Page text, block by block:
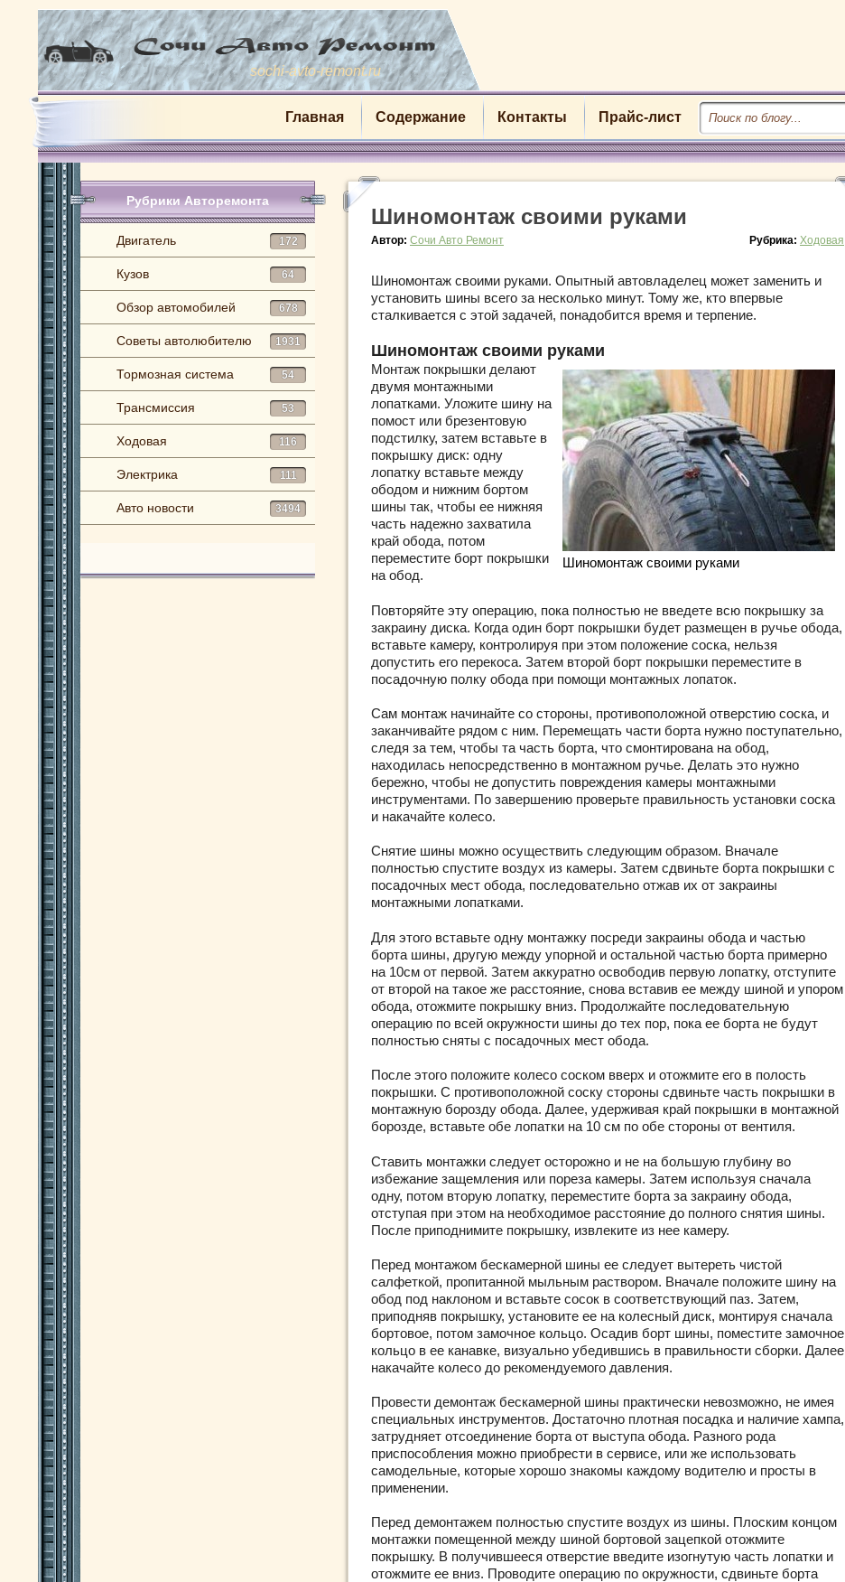
sochi-avto-remont.ru
Главная Содержание Контакты Прайс-лист
Рубрики Авторемонта
Двигатель 172
Кузов 64
Обзор автомобилей 678
Советы автолюбителю 1931
Тормозная система 54
Трансмиссия 53
Ходовая 116
Электрика 111
Авто новости 3494
Шиномонтаж своими руками
Автор: Сочи Авто Ремонт Рубрика: Ходовая
Шиномонтаж своими руками. Опытный автовладелец может заменить и
установить шины всего за несколько минут. Тому же, кто впервые
сталкивается с этой задачей, понадобится время и терпение.
Шиномонтаж своими руками
Шиномонтаж своими руками
Монтаж покрышки делают
двумя монтажными
лопатками. Уложите шину на
помост или брезентовую
подстилку, затем вставьте в
покрышку диск: одну
лопатку вставьте между
ободом и нижним бортом
шины так, чтобы ее нижняя
часть надежно захватила
край обода, потом
переместите борт покрышки
на обод.
Повторяйте эту операцию, пока полностью не введете всю покрышку за
закраину диска. Когда один борт покрышки будет размещен в ручье обода,
вставьте камеру, контролируя при этом положение соска, нельзя
допустить его перекоса. Затем второй борт покрышки переместите в
посадочную полку обода при помощи монтажных лопаток.
Сам монтаж начинайте со стороны, противоположной отверстию соска, и
заканчивайте рядом с ним. Перемещать части борта нужно поступательно,
следя за тем, чтобы та часть борта, что смонтирована на обод,
находилась непосредственно в монтажном ручье. Делать это нужно
бережно, чтобы не допустить повреждения камеры монтажными
инструментами. По завершению проверьте правильность установки соска
и накачайте колесо.
Снятие шины можно осуществить следующим образом. Вначале
полностью спустите воздух из камеры. Затем сдвиньте борта покрышки с
посадочных мест обода, последовательно отжав их от закраины
монтажными лопатками.
Для этого вставьте одну монтажку посреди закраины обода и частью
борта шины, другую между упорной и остальной частью борта примерно
на 10см от первой. Затем аккуратно освободив первую лопатку, отступите
от второй на такое же расстояние, снова вставив ее между шиной и упором
обода, отожмите покрышку вниз. Продолжайте последовательную
операцию по всей окружности шины до тех пор, пока ее борта не будут
полностью сняты с посадочных мест обода.
После этого положите колесо соском вверх и отожмите его в полость
покрышки. С противоположной соску стороны сдвиньте часть покрышки в
монтажную борозду обода. Далее, удерживая край покрышки в монтажной
борозде, вставьте обе лопатки на 10 см по обе стороны от вентиля.
Ставить монтажки следует осторожно и не на большую глубину во
избежание защемления или пореза камеры. Затем используя сначала
одну, потом вторую лопатку, переместите борта за закраину обода,
отступая при этом на необходимое расстояние до полного снятия шины.
После приподнимите покрышку, извлеките из нее камеру.
Перед монтажом бескамерной шины ее следует вытереть чистой
салфеткой, пропитанной мыльным раствором. Вначале положите шину на
обод под наклоном и вставьте сосок в соответствующий паз. Затем,
приподняв покрышку, установите ее на колесный диск, монтируя сначала
бортовое, потом замочное кольцо. Осадив борт шины, поместите замочное
кольцо в ее канавке, визуально убедившись в правильности сборки. Далее
накачайте колесо до рекомендуемого давления.
Провести демонтаж бескамерной шины практически невозможно, не имея
специальных инструментов. Достаточно плотная посадка и наличие хампа,
затрудняет отсоединение борта от выступа обода. Разного рода
приспособления можно приобрести в сервисе, или же использовать
самодельные, которые хорошо знакомы каждому водителю и просты в
применении.
Перед демонтажем полностью спустите воздух из шины. Плоским концом
монтажки помещенной между шиной бортовой зацепкой отожмите
покрышку. В получившееся отверстие введите изогнутую часть лопатки и
отожмите ее вниз. Проводите операцию по окружности, сдвиньте борта